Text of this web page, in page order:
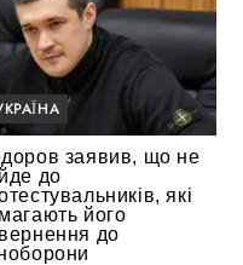
заявив, що не
до
які
його
до